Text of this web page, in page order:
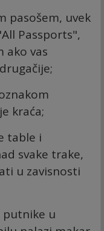
uvek
Passports",
ako vas
kraća;
table i
svake trake,
u zavisnosti
putnike u